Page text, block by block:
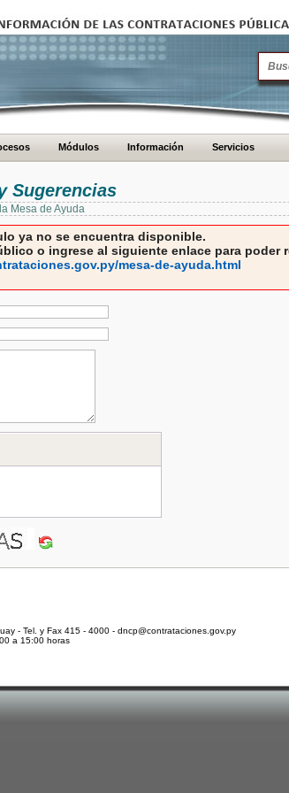
Módulos Información Servicios
Sugerencias
Mesa de Ayuda
ya no se encuentra disponible.
o ingrese al siguiente enlace para poder
mesa-de-ayuda.html
- Tel. y Fax 415 - 4000 - dncp@contrataciones.gov.py
a 15:00 horas